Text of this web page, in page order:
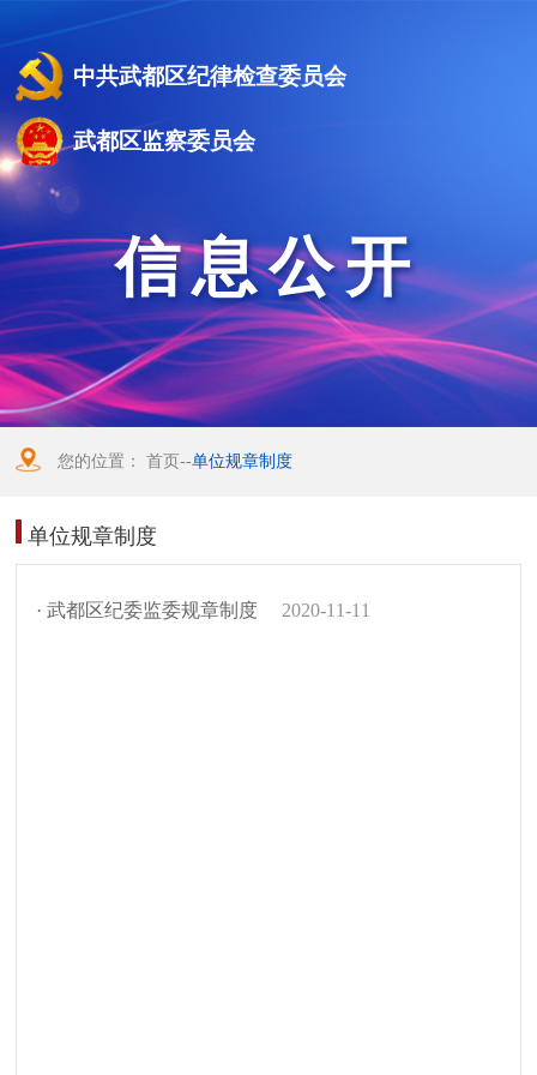
中共武都区纪律检查委员会
武都区监察委员会
信息公开
您的位置：首页--单位规章制度
单位规章制度
· 武都区纪委监委规章制度 2020-11-11